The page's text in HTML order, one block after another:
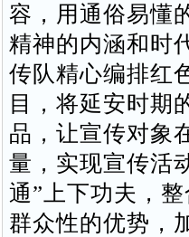
容，用通俗易懂
精神的内涵和时
传队精心编排红
目，将延安时期
品，让宣传对象
量，实现宣传活
通”上下功夫，
群众性的优势，